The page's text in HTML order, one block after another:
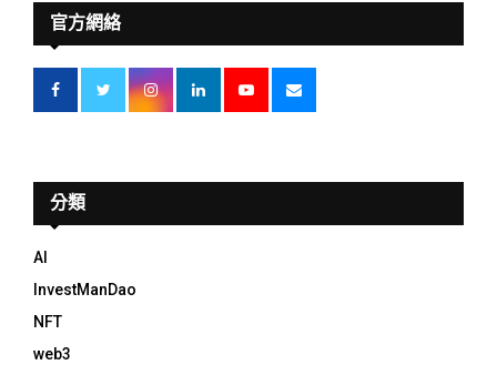
官方網絡
分類
AI
InvestManDao
NFT
web3